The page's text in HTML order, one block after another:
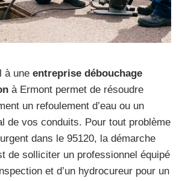
à une entreprise débouchage
à Ermont permet de résoudre
un refoulement d’eau ou un
de vos conduits. Pour tout problème
dans le 95120, la démarche
de solliciter un professionnel équipé
et d’un hydrocureur pour un